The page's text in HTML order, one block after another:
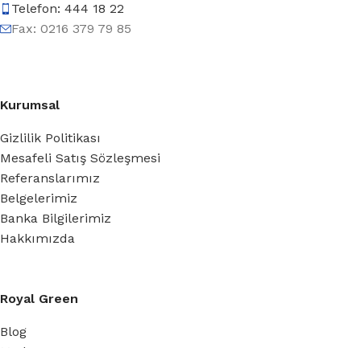
Telefon: 444 18 22
Fax: 0216 379 79 85
Kurumsal
Gizlilik Politikası
Mesafeli Satış Sözleşmesi
Referanslarımız
Belgelerimiz
Banka Bilgilerimiz
Hakkımızda
Royal Green
Blog